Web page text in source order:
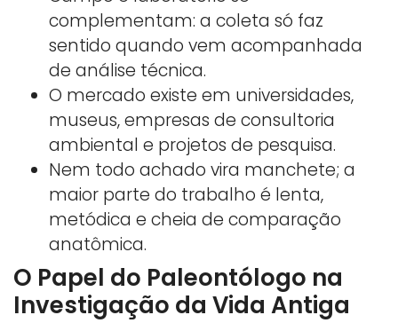
complementam: a coleta só faz
sentido quando vem acompanhada
de análise técnica.
O mercado existe em universidades,
museus, empresas de consultoria
ambiental e projetos de pesquisa.
Nem todo achado vira manchete; a
maior parte do trabalho é lenta,
metódica e cheia de comparação
anatômica.
O Papel do Paleontólogo na
Investigação da Vida Antiga